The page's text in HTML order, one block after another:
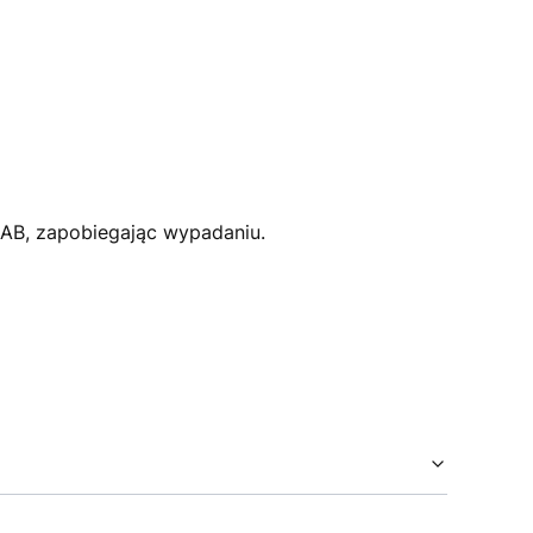
zapobiegając wypadaniu.